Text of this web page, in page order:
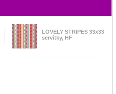
LOVELY STRIPES 33x33
servítky, HF